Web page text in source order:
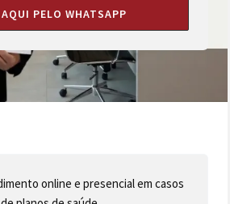
AQUI PELO WHATSAPP
online e presencial em casos